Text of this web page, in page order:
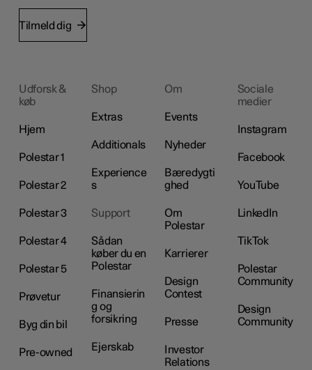
Tilmeld dig
Udforsk &
køb
Hjem
Polestar 1
Polestar 2
Polestar 3
Polestar 4
Polestar 5
Prøvetur
Byg din bil
Pre-owned
Shop
Extras
Additionals
Experience
s
Support
Sådan
køber du en
Polestar
Finansierin
g og
forsikring
Ejerskab
Om
Events
Nyheder
Bæredygti
ghed
Om
Polestar
Karrierer
Design
Contest
Presse
Investor
Relations
Sociale
medier
Instagram
Facebook
YouTube
LinkedIn
TikTok
Polestar
Community
Design
Community